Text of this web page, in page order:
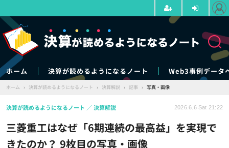
ホーム 決算が読めるようになるノート Web3事例データ
ホーム › 決算が読めるようになるノート › 決算解説 › 記事 › 写真・画像
三菱重工はなぜ「6期連続の最高益」を実現で
きたのか？ 9枚目の写真・画像
決算が読めるようになるノート 決算解説 2026.6.6 Sat 21:22